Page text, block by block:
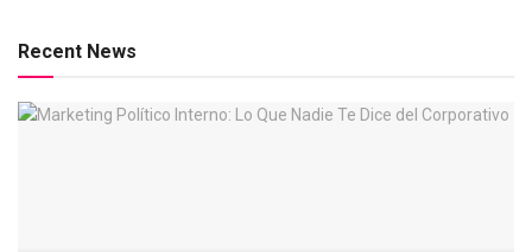
Recent News